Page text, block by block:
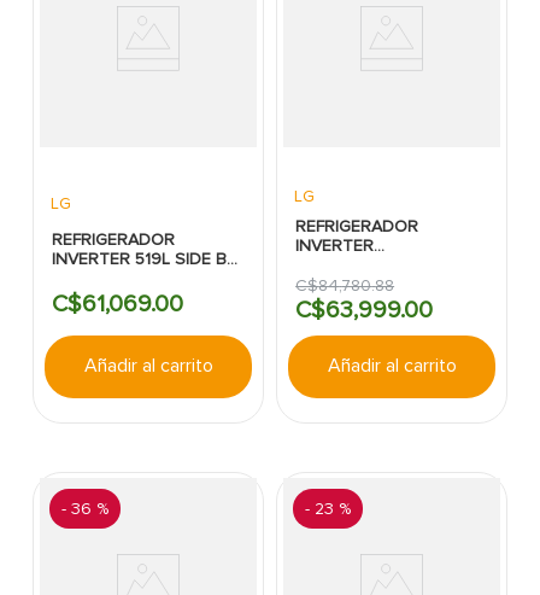
LG
REFRIGERADOR
INVERTER 519L SIDE BY
LG MULTI AIR FLOW
ACERO PULIDO
C$61,069.00
Añadir al carrito
LG
REFRIGERADOR
INVERTER
612L PLATA LG
C$84,780.88
C$63,999.00
Añadir al carrito
- 36 % - 23 %